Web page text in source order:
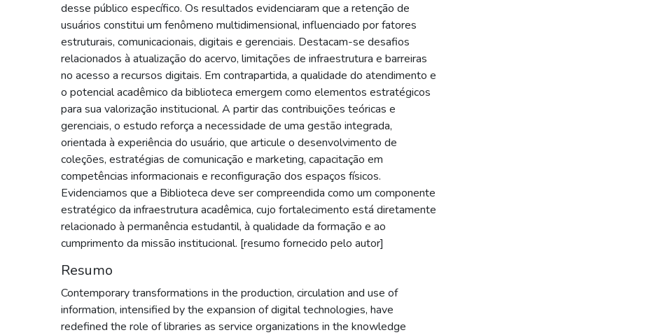
desse público específico. Os resultados evidenciaram que a retenção de
usuários constitui um fenômeno multidimensional, influenciado por fatores
estruturais, comunicacionais, digitais e gerenciais. Destacam-se desafios
relacionados à atualização do acervo, limitações de infraestrutura e barreiras
no acesso a recursos digitais. Em contrapartida, a qualidade do atendimento e
o potencial acadêmico da biblioteca emergem como elementos estratégicos
para sua valorização institucional. A partir das contribuições teóricas e
gerenciais, o estudo reforça a necessidade de uma gestão integrada,
orientada à experiência do usuário, que articule o desenvolvimento de
coleções, estratégias de comunicação e marketing, capacitação em
competências informacionais e reconfiguração dos espaços físicos.
Evidenciamos que a Biblioteca deve ser compreendida como um componente
estratégico da infraestrutura acadêmica, cujo fortalecimento está diretamente
relacionado à permanência estudantil, à qualidade da formação e ao
cumprimento da missão institucional. [resumo fornecido pelo autor]
Resumo
Contemporary transformations in the production, circulation and use of
information, intensified by the expansion of digital technologies, have
redefined the role of libraries as service organizations in the knowledge